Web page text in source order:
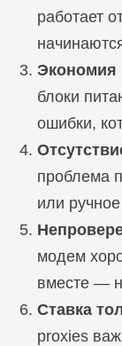
работает
Экономия
блоки
ошибки,
проблема
или
модем
вместе —
Ставка
proxies